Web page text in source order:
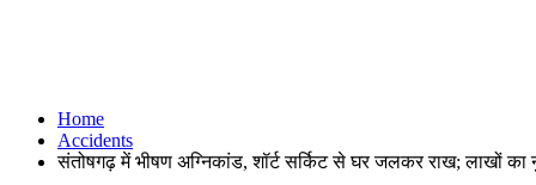
Home
Accidents
संतोषगढ़ में भीषण अग्निकांड, शॉर्ट सर्किट से घर जलकर राख; लाखों